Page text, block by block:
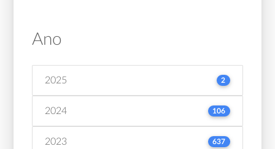
Ano
2025 2
2024 106
2023 637